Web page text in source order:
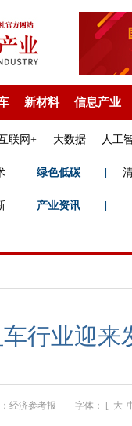
新材料 信息产业
联网+ 大数据 人工
绿色低碳
产业资讯
行业迎来
经济参考报 字体： [ 大